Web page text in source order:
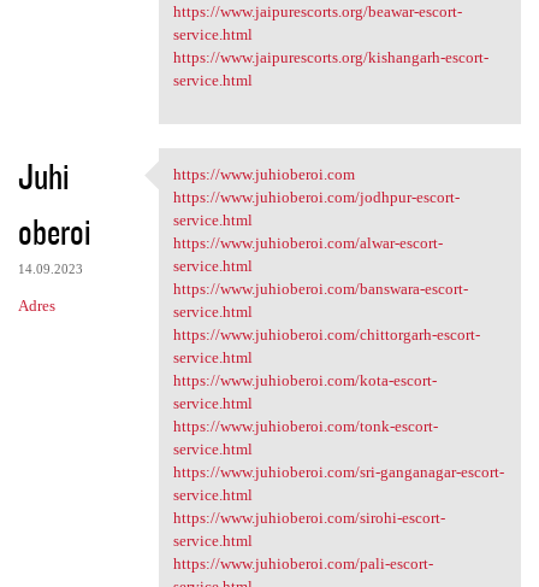
https://www.jaipurescorts.org/beawar-escort-
service.html
https://www.jaipurescorts.org/kishangarh-escort-
service.html
Juhi
oberoi
14.09.2023
Adres
https://www.juhioberoi.com
https://www.juhioberoi.com
https://www.juhioberoi.com/jodhpur-escort-
service.html
https://www.juhioberoi.com/alwar-escort-
service.html
https://www.juhioberoi.com/banswara-escort-
service.html
https://www.juhioberoi.com/chittorgarh-escort-
service.html
https://www.juhioberoi.com/kota-escort-
service.html
https://www.juhioberoi.com/tonk-escort-
service.html
https://www.juhioberoi.com/sri-ganganagar-escort-
service.html
https://www.juhioberoi.com/sirohi-escort-
service.html
https://www.juhioberoi.com/pali-escort-